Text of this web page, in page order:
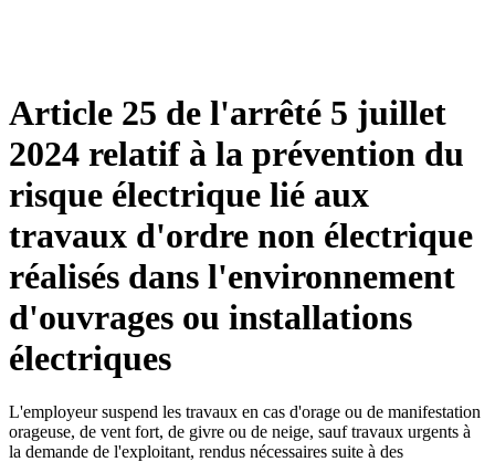
Article 25 de l'arrêté 5 juillet
2024 relatif à la prévention du
risque électrique lié aux
travaux d'ordre non électrique
réalisés dans l'environnement
d'ouvrages ou installations
électriques
L'employeur suspend les travaux en cas d'orage ou de manifestation
orageuse, de vent fort, de givre ou de neige, sauf travaux urgents à
la demande de l'exploitant, rendus nécessaires suite à des